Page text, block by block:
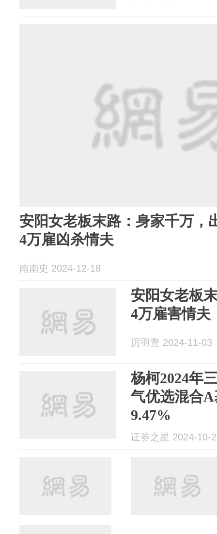
安阳女老板末路：身家千万，
4万雇凶杀情夫
南南史 2024-12-18
安阳女老板
4万雇害情夫
厉羽萱 2024-11-03
杨柯2024年
气优选混合
9.47%
证券之星 2024-10-